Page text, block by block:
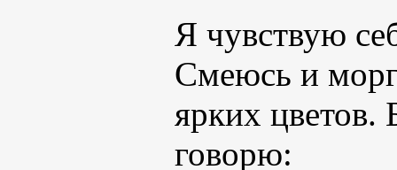
Я чувствую
Смеюсь и
ярких цветов.
говорю: